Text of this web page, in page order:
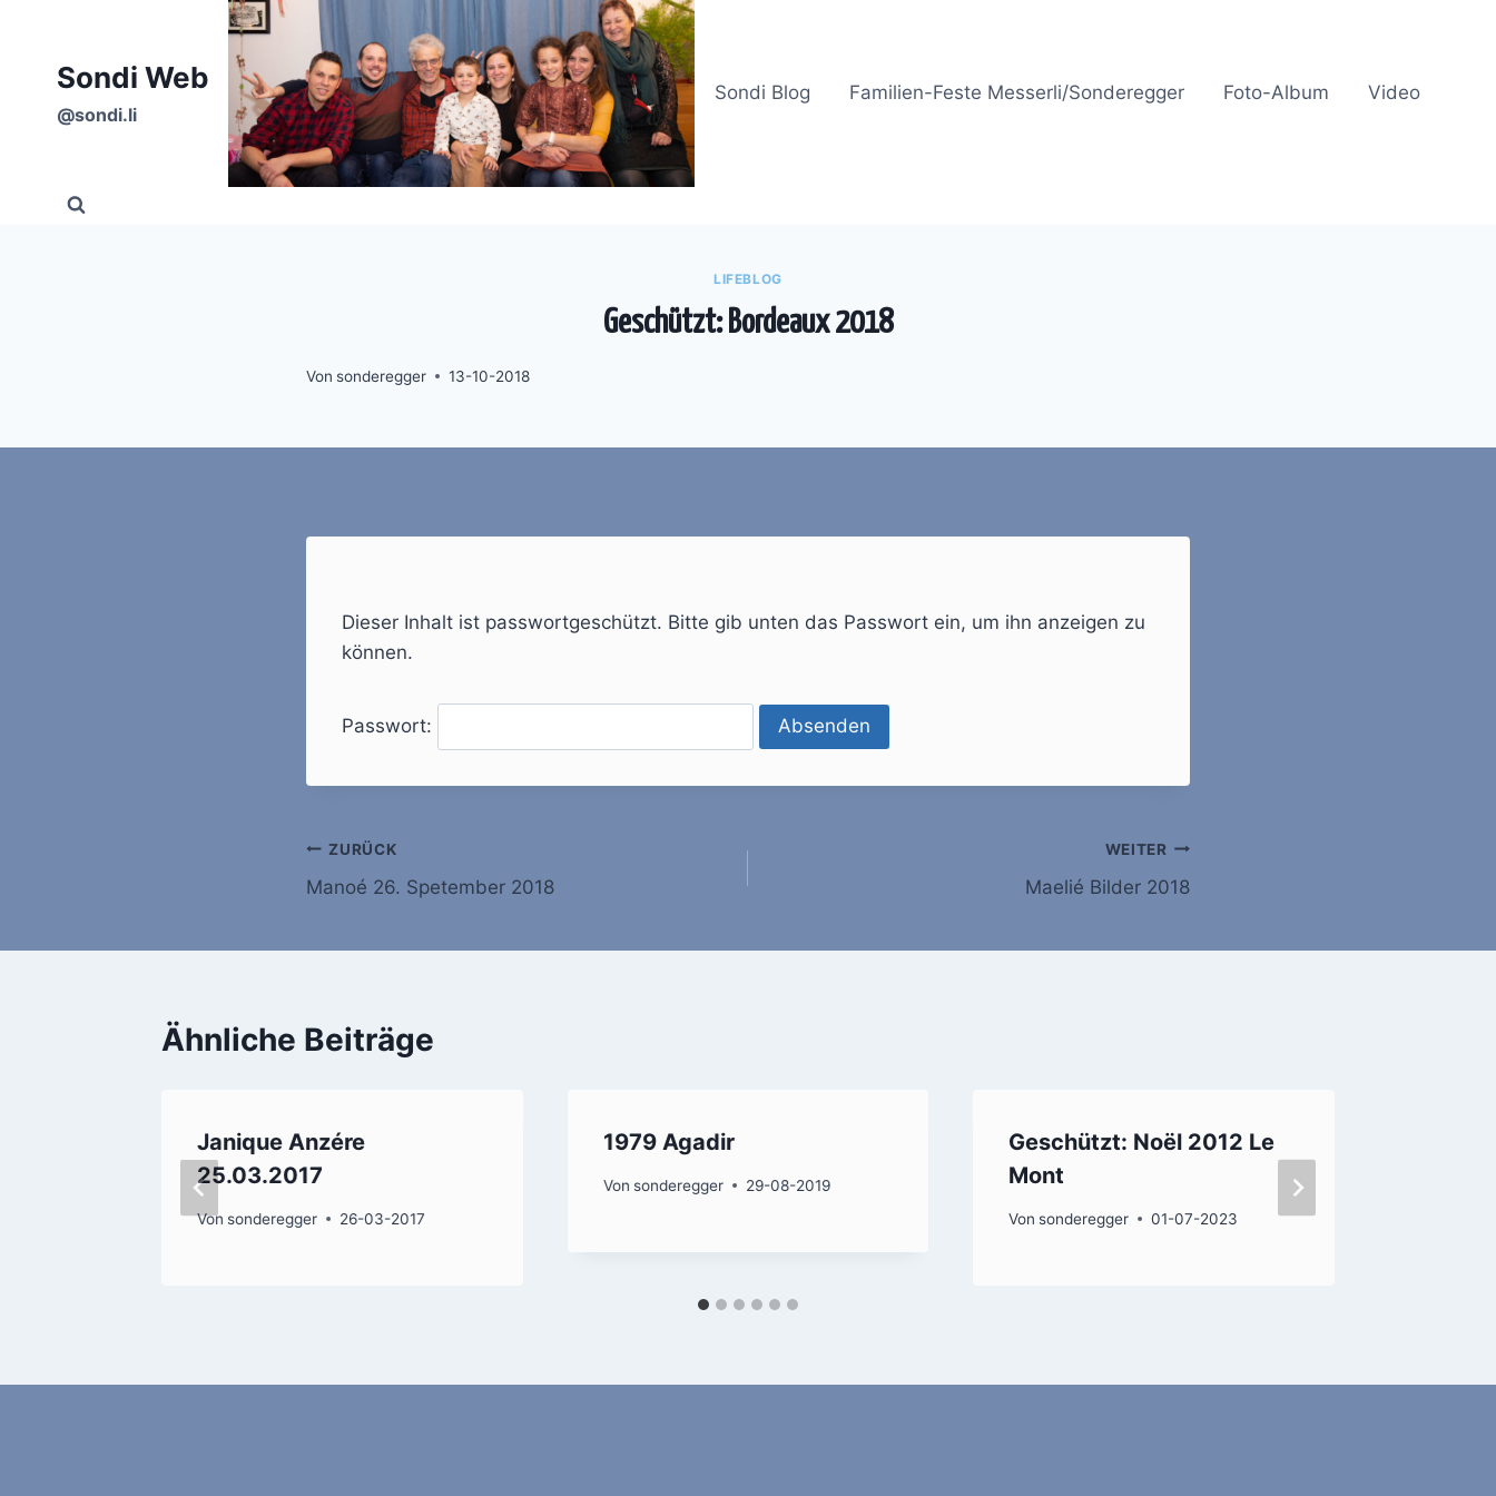
springenSondi Web
@sondi.li
Sondi Blog Familien-Feste Messerli/Sonderegger Foto-Album Video
LIFEBLOG
Geschützt: Bordeaux 2018
Von sonderegger 13-10-2018
Dieser Inhalt ist passwortgeschützt. Bitte gib unten das Passwort ein, um ihn anzeigen zu
können.
Passwort:
Beitragsnavigation
ZURÜCK
Manoé 26. Spetember 2018
WEITER
Maelié Bilder 2018
Ähnliche Beiträge
Janique Anzére
25.03.2017
Von sonderegger 26-03-2017
1979 Agadir
Von sonderegger 29-08-2019
Geschützt: Noël 2012 Le
Mont
Von sonderegger 01-07-2023